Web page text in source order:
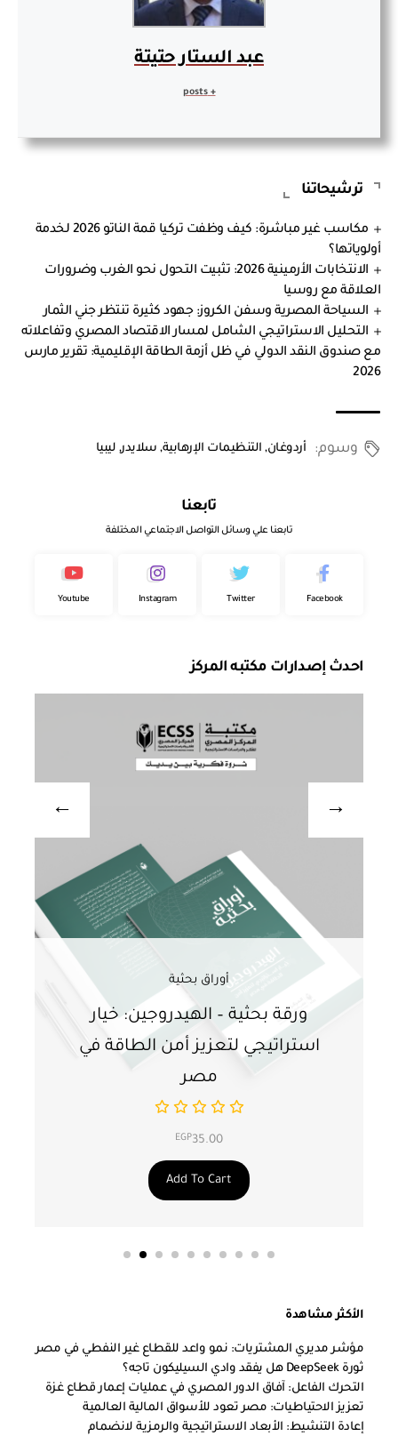
عبد الستار حتيتة
ترشيحاتنا
مكاسب غير مباشرة: كيف وظفت تركيا قمة الناتو 2026 لخدمة
أولوياتها؟
الانتخابات الأرمينية 2026: تثبيت التحول نحو الغرب وضرورات
العلاقة مع روسيا
السياحة المصرية وسفن الكروز: جهود كثيرة تنتظر جني الثمار
التحليل الاستراتيجي الشامل لمسار الاقتصاد المصري وتفاعلاته
مع صندوق النقد الدولي في ظل أزمة الطاقة الإقليمية: تقرير مارس
2026
وسوم: أردوغان,التنظيمات الإرهابية,سلايدر,ليبيا
تابعنا
تابعنا علي وسائل التواصل الاجتماعي المختلفة
Facebook
Twitter
Instagram
Youtube
احدث إصدارات مكتبه المركز
أوراق بحثية
ورقة بحثية – الهيدروجين: خيار
استراتيجي لتعزيز أمن الطاقة في
مصر
EGP35.00
Add To Cart
الأكثر مشاهدة
مؤشر مديري المشتريات: نمو واعد للقطاع غير النفطي في مصر
ثورة DeepSeek هل يفقد وادي السيليكون تاجه؟
التحرك الفاعل: آفاق الدور المصري في عمليات إعمار قطاع غزة
تعزيز الاحتياطيات: مصر تعود للأسواق المالية العالمية
إعادة التنشيط: الأبعاد الاستراتيجية والرمزية لانضمام